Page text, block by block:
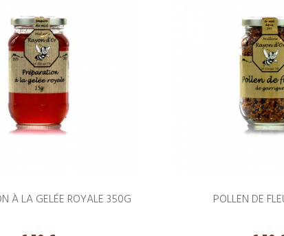
À LA GELÉE ROYALE 350G POLLEN DE